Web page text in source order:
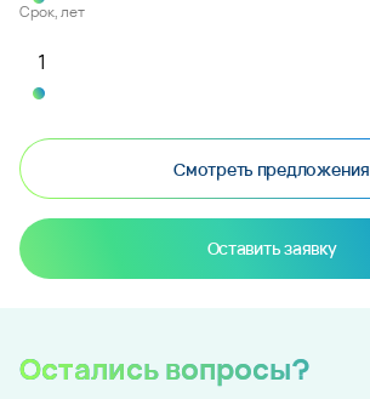
Срок, лет
Смотреть предложения
Оставить заявку
Остались вопросы?